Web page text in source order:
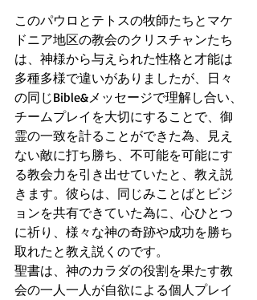
このパウロとテトスの牧師たちとマケ
ドニア地区の教会のクリスチャンたち
は、神様から与えられた性格と才能は
多種多様で違いがありましたが、日々
の同じBible&メッセージで理解し合い、
チームプレイを大切にすることで、御
霊の一致を計ることができた為、見え
ない敵に打ち勝ち、不可能を可能にす
る教会力を引き出せていたと、教え説
きます。彼らは、同じみことばとビジ
ョンを共有できていた為に、心ひとつ
に祈り、様々な神の奇跡や成功を勝ち
取れたと教え説くのです。
聖書は、神のカラダの役割を果たす教
会の一人一人が自欲による個人プレイ